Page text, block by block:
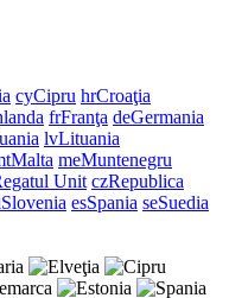
cyCipru hrCroaţia
frFranţa deGermania
lvLituania
Malta meMuntenegru
Unit czRepublica
Slovenia esSpania seSuedia